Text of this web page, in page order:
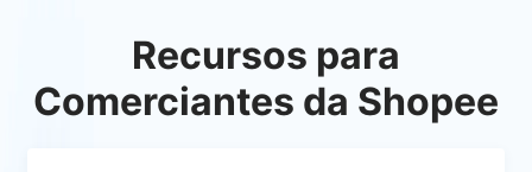
Recursos para
Comerciantes da Shopee